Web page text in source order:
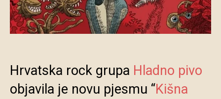
Hrvatska rock grupa Hladno pivo
objavila je novu pjesmu “Kišna